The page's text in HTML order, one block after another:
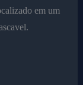
em um